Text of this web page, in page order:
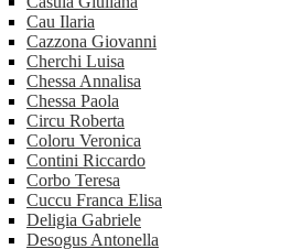
Cau Ilaria
Cazzona Giovanni
Cherchi Luisa
Chessa Annalisa
Chessa Paola
Circu Roberta
Coloru Veronica
Contini Riccardo
Corbo Teresa
Cuccu Franca Elisa
Deligia Gabriele
Desogus Antonella